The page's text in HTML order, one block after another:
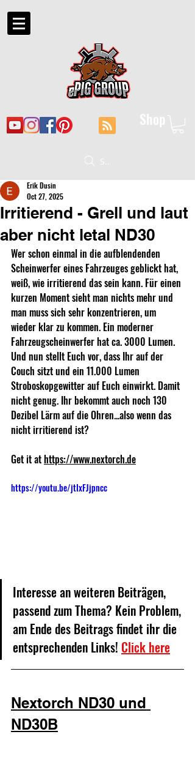
Shop
Suche
Irritierend - Grell und laut
aber nicht letal ND30
Erik Dusin
Oct 27, 2025
Wer schon einmal in die aufblendenden
Scheinwerfer eines Fahrzeuges geblickt hat,
weiß, wie irritierend das sein kann. Für einen
kurzen Moment sieht man nichts mehr und
man muss sich sehr konzentrieren, um
wieder klar zu kommen. Ein moderner
Fahrzeugscheinwerfer hat ca. 3000 Lumen.
Und nun stellt Euch vor, dass Ihr auf der
Couch sitzt und ein 11.000 Lumen
Stroboskopgewitter auf Euch einwirkt. Damit
nicht genug. Ihr bekommt auch noch 130
Dezibel Lärm auf die Ohren...also wenn das
nicht irritierend ist?
Get it at https://www.nextorch.de
https://youtu.be/jtIxFJjpncc
Interesse an weiteren Beiträgen,
passend zum Thema? Kein Problem,
am Ende des Beitrags findet ihr die
entsprechenden Links! Click here
Nextorch ND30 und
ND30B